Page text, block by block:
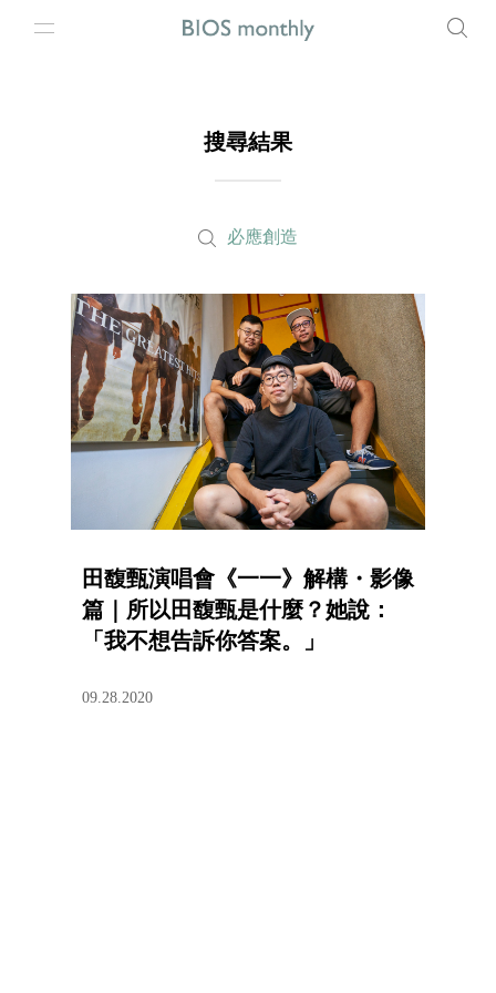
搜尋結果
必應創造
田馥甄演唱會《一一》解構・影像
篇｜所以田馥甄是什麼？她說：
「我不想告訴你答案。」
09.28.2020